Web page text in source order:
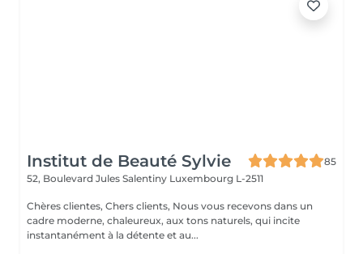
Institut de Beauté Sylvie
85
52, Boulevard Jules Salentiny Luxembourg L-2511
Chères clientes, Chers clients, Nous vous recevons dans un
cadre moderne, chaleureux, aux tons naturels, qui incite
instantanément à la détente et au...